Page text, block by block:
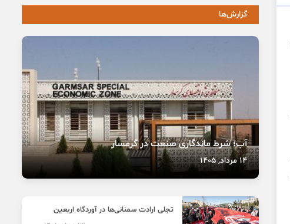
گزارش‌ها
آب؛ شرط ماندگاری صنعت در گرمسار
14 مرداد, 1405
تجلی ارادت سمنانی‌ها در آوردگاه اربعین